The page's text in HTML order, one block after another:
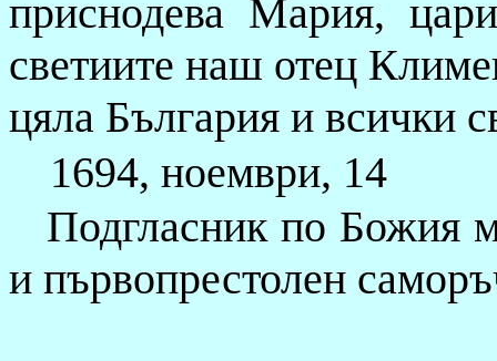
приснодева Мария,
светиите наш отец
цяла България и всички
1694, ноември, 14
Подгласник по Божия
и първопрестолен